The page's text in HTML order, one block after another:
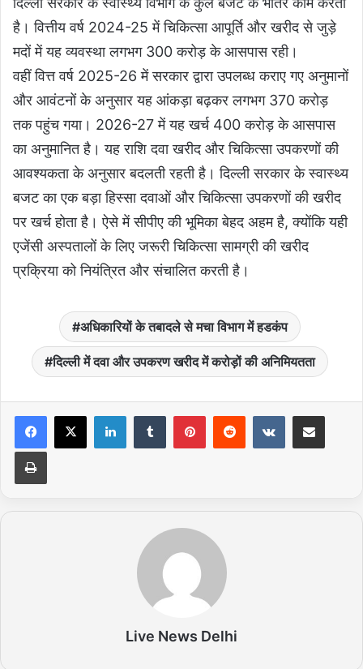
है। वित्तीय वर्ष 2024-25 में चिकित्सा आपूर्ति और खरीद से जुड़े
मदों में यह व्यवस्था लगभग 300 करोड़ के आसपास रही।
वहीं वित्त वर्ष 2025-26 में सरकार द्वारा उपलब्ध कराए गए अनुमानों
और आवंटनों के अनुसार यह आंकड़ा बढ़कर लगभग 370 करोड़
तक पहुंच गया। 2026-27 में यह खर्च 400 करोड़ के आसपास
का अनुमानित है। यह राशि दवा खरीद और चिकित्सा उपकरणों की
आवश्यकता के अनुसार बदलती रहती है। दिल्ली सरकार के स्वास्थ्य
बजट का एक बड़ा हिस्सा दवाओं और चिकित्सा उपकरणों की खरीद
पर खर्च होता है। ऐसे में सीपीए की भूमिका बेहद अहम है, क्योंकि यही
एजेंसी अस्पतालों के लिए जरूरी चिकित्सा सामग्री की खरीद
प्रक्रिया को नियंत्रित और संचालित करती है।
अधिकारियों के तबादले से मचा विभाग में हडकंप
दिल्ली में दवा और उपकरण खरीद में करोड़ों की अनिमियतता
Live News Delhi